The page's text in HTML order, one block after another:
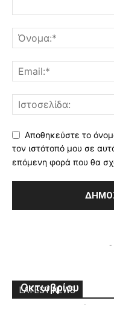
Αποθηκεύστε το
τον ιστότοπό μου σε
επόμενη φορά που θα
-
LATEST NEWS
Οκτωβρίου
-